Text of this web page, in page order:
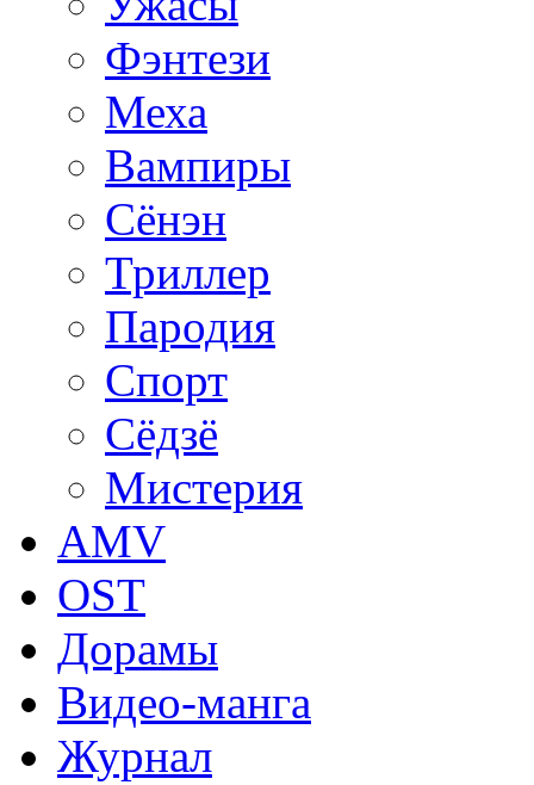
Фэнтези
Меха
Вампиры
Сёнэн
Триллер
Пародия
Спорт
Сёдзё
Мистерия
AMV
OST
Дорамы
Видео-манга
Журнал